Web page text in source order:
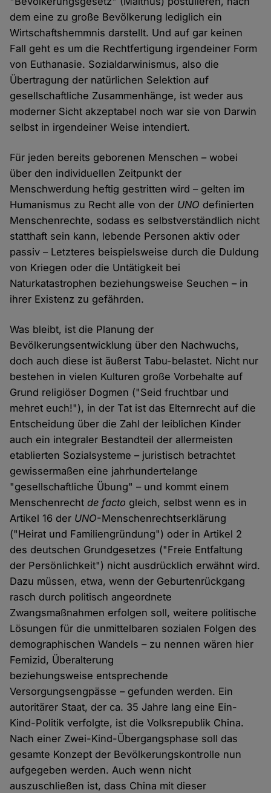
dem eine zu große Bevölkerung lediglich ein
Wirtschaftshemmnis darstellt. Und auf gar keinen
Fall geht es um die Rechtfertigung irgendeiner Form
von Euthanasie. Sozialdarwinismus, also die
Übertragung der natürlichen Selektion auf
gesellschaftliche Zusammenhänge, ist weder aus
moderner Sicht akzeptabel noch war sie von Darwin
selbst in irgendeiner Weise intendiert.
Für jeden bereits geborenen Menschen – wobei
über den individuellen Zeitpunkt der
Menschwerdung heftig gestritten wird – gelten im
Humanismus zu Recht alle von der UNO definierten
Menschenrechte, sodass es selbstverständlich nicht
statthaft sein kann, lebende Personen aktiv oder
passiv – Letzteres beispielsweise durch die Duldung
von Kriegen oder die Untätigkeit bei
Naturkatastrophen beziehungsweise Seuchen – in
ihrer Existenz zu gefährden.
Was bleibt, ist die Planung der
Bevölkerungsentwicklung über den Nachwuchs,
doch auch diese ist äußerst Tabu-belastet. Nicht nur
bestehen in vielen Kulturen große Vorbehalte auf
Grund religiöser Dogmen ("Seid fruchtbar und
mehret euch!"), in der Tat ist das Elternrecht auf die
Entscheidung über die Zahl der leiblichen Kinder
auch ein integraler Bestandteil der allermeisten
etablierten Sozialsysteme – juristisch betrachtet
gewissermaßen eine jahrhundertelange
"gesellschaftliche Übung" – und kommt einem
Menschenrechtde facto gleich, selbst wenn es in
Artikel 16 der UNO-Menschenrechtserklärung
("Heirat und Familiengründung") oder in Artikel 2
des deutschen Grundgesetzes ("Freie Entfaltung
der Persönlichkeit") nicht ausdrücklich erwähnt wird.
Dazu müssen, etwa, wenn der Geburtenrückgang
rasch durch politisch angeordnete
Zwangsmaßnahmen erfolgen soll, weitere politische
Lösungen für die unmittelbaren sozialen Folgen des
demographischen Wandels – zu nennen wären hier
Femizid, Überalterung
beziehungsweise entsprechende
Versorgungsengpässe – gefunden werden. Ein
autoritärer Staat, der ca. 35 Jahre lang eine Ein-
Kind-Politik verfolgte, ist die Volksrepublik China.
Nach einer Zwei-Kind-Übergangsphase soll das
gesamte Konzept der Bevölkerungskontrolle nun
aufgegeben werden. Auch wenn nicht
auszuschließen ist, dass China mit dieser